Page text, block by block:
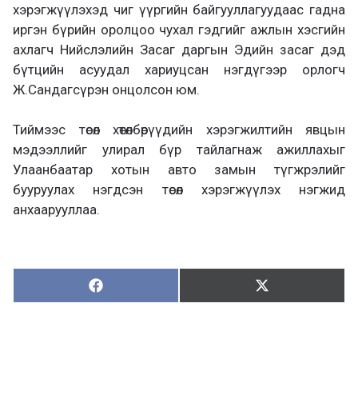
хэрэгжүүлэхэд чиг үүргийн байгууллагуудаас гадна
иргэн бүрийн оролцоо чухал гэдгийг ажлын хэсгийн
ахлагч Нийслэлийн Засаг даргын Эдийн засаг дэд
бүтцийн асуудал хариуцсан нэгдүгээр орлогч
Ж.Сандагсүрэн онцолсон юм.
Тиймээс төсөл хөтөлбөрүүдийн хэрэгжилтийн явцын
мэдээллийг улирал бүр тайлагнаж ажиллахыг
Улаанбаатар хотын авто замын түгжрэлийг
бууруулах нэгдсэн төсөл хэрэгжүүлэх нэгжид
анхаарууллаа.
Хуваалцах:
Х
у
Түгээх:
Т
ү